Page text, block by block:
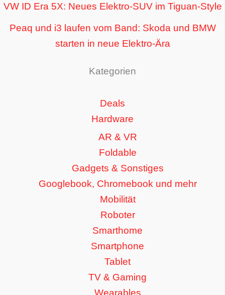
VW ID Era 5X: Neues Elektro-SUV im Tiguan-Style
Peaq und i3 laufen vom Band: Skoda und BMW
starten in neue Elektro-Ära
Kategorien
Deals
Hardware
AR & VR
Foldable
Gadgets & Sonstiges
Googlebook, Chromebook und mehr
Mobilität
Roboter
Smarthome
Smartphone
Tablet
TV & Gaming
Wearables